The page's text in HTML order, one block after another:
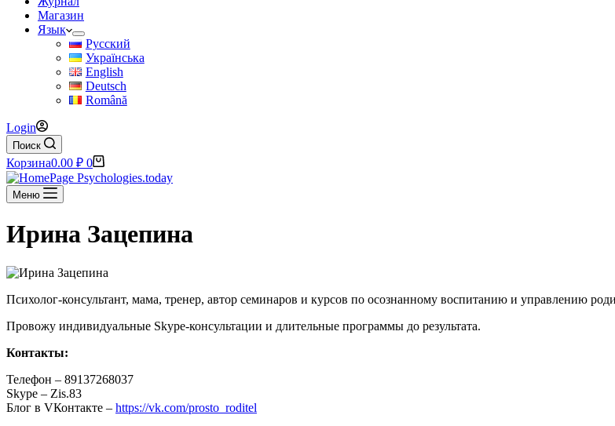
Магазин
Язык
Русский
Українська
English
Deutsch
Română
Login
Поиск
Корзина0.00 ₽ 0
Меню
Ирина Зацепина
Психолог-консультант, мама, тренер, автор семинаров и курсов по осознанному воспитанию и управлению
Провожу индивидуальные Skype-консультации и длительные программы до результата.
Контакты:
Телефон – 89137268037
Skype – Zis.83
Блог в VКонтакте – https://vk.com/prosto_roditel